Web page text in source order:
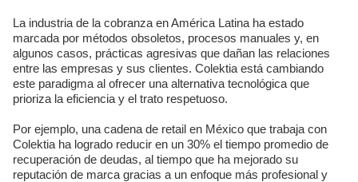
La industria de la cobranza en América Latina ha estado
marcada por métodos obsoletos, procesos manuales y, en
algunos casos, prácticas agresivas que dañan las relaciones
entre las empresas y sus clientes. Colektia está cambiando
este paradigma al ofrecer una alternativa tecnológica que
prioriza la eficiencia y el trato respetuoso.
Por ejemplo, una cadena de retail en México que trabaja con
Colektia ha logrado reducir en un 30% el tiempo promedio de
recuperación de deudas, al tiempo que ha mejorado su
reputación de marca gracias a un enfoque más profesional y